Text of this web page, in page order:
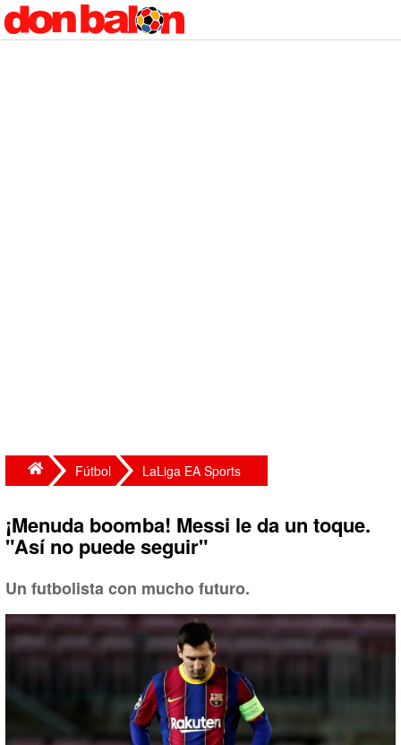
Fútbol LaLiga EA Sports
¡Menuda boomba! Messi le da un toque.
"Así no puede seguir"
Un futbolista con mucho futuro.